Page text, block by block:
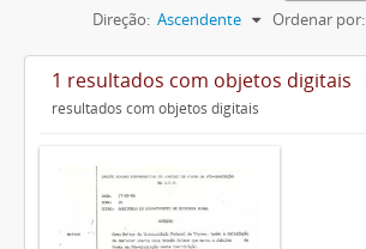
Ordenar por:
Direção: Ascendente
1 resultados com objetos digitais
resultados com objetos digitais